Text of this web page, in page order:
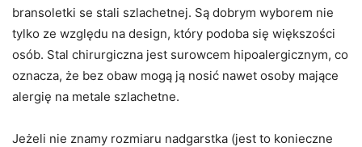
bransoletki se stali szlachetnej. Są dobrym wyborem nie
tylko ze względu na design, który podoba się większości
osób. Stal chirurgiczna jest surowcem hipoalergicznym, co
oznacza, że bez obaw mogą ją nosić nawet osoby mające
alergię na metale szlachetne.
Jeżeli nie znamy rozmiaru nadgarstka (jest to konieczne